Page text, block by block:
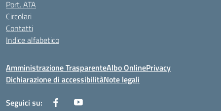
Port. ATA
Circolari
Contatti
Indice alfabetico
Amministrazione TrasparenteAlbo OnlinePrivacy
Dichiarazione di accessibilitàNote legali
Seguici su: